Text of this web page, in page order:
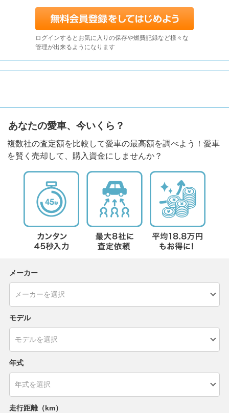
ログインするとお気に入りの保存や燃費記録など様々な
管理が出来るようになります
あなたの愛車、今いくら？
複数社の査定額を比較して愛車の最高額を調べよう！愛車
を賢く売却して、購入資金にしませんか？
メーカー
モデル
年式
走行距離（km）